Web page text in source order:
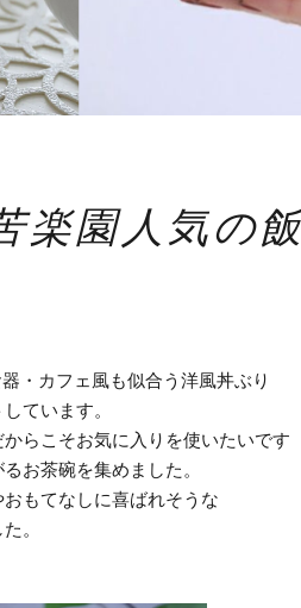
楽園人気の
・カフェ風も似合う洋風丼ぶり
ています。
らこそお気に入りを使いたいです
お茶碗を集めました。
もてなしに喜ばれそうな
。